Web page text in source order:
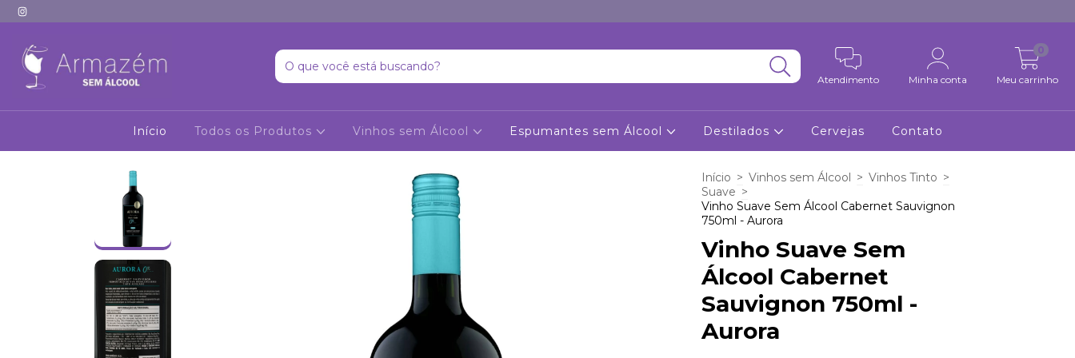
Atendimento Minha conta Meu carrinho
0
Início Todos os Produtos Vinhos sem Álcool Espumantes sem Álcool Destilados Cervejas Contato
Início > Vinhos sem Álcool > Vinhos Tinto >
Suave >
Vinho Suave Sem Álcool Cabernet Sauvignon
750ml - Aurora
Vinho Suave Sem
Álcool Cabernet
Sauvignon 750ml -
Aurora